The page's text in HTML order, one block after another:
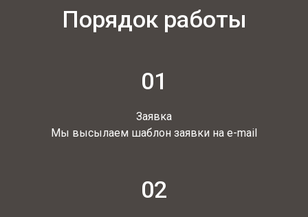
Порядок работы
01
Заявка
Мы высылаем шаблон заявки на e-mail
02